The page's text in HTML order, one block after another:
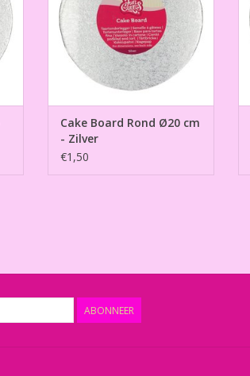
Cake Board Rond Ø20 cm
- Zilver
€1,50
ABONNEER